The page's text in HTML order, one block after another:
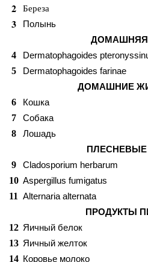
2 Береза
3
Полынь
4 Dermatophagoides
5
Dermatophagoides farinae
ДОМАШНИЕ
6 Кошка
7 Собака
8
Лошадь
ПЛЕСНЕВЫЕ
9 Cladosporium herbarum
10 Aspergillus fumigatus
11
Alternaria alternata
ПРОДУКТЫ
12 Яичный белок
13 Яичный желток
14 Коровье молоко